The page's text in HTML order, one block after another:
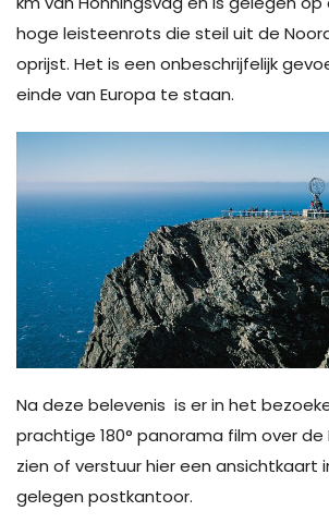
hoge leisteenrots die steil uit de
oprijst. Het is een onbeschrijfelijk
einde van Europa te staan.
Na deze belevenis is er in het
prachtige 180° panorama film over
zien of verstuur hier een ansichtkaart
gelegen postkantoor.